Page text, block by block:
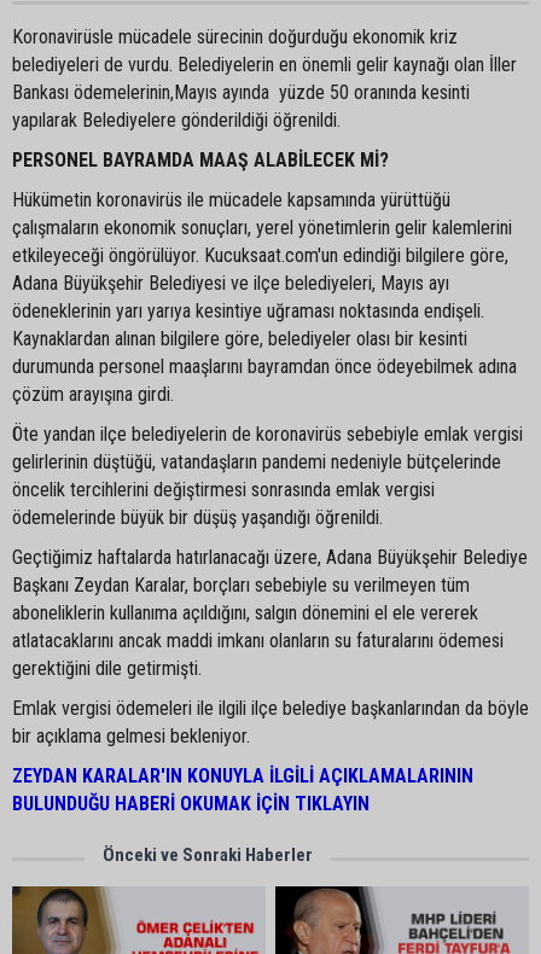
Koronavirüsle mücadele sürecinin doğurduğu ekonomik kriz
belediyeleri de vurdu. Belediyelerin en önemli gelir kaynağı olan İller
Bankası ödemelerinin,Mayıs ayında yüzde 50 oranında kesinti
yapılarak Belediyelere gönderildiği öğrenildi.
PERSONEL BAYRAMDA MAAŞ ALABİLECEK Mİ?
Hükümetin koronavirüs ile mücadele kapsamında yürüttüğü
çalışmaların ekonomik sonuçları, yerel yönetimlerin gelir kalemlerini
etkileyeceği öngörülüyor. Kucuksaat.com'un edindiği bilgilere göre,
Adana Büyükşehir Belediyesi ve ilçe belediyeleri, Mayıs ayı
ödeneklerinin yarı yarıya kesintiye uğraması noktasında endişeli.
Kaynaklardan alınan bilgilere göre, belediyeler olası bir kesinti
durumunda personel maaşlarını bayramdan önce ödeyebilmek adına
çözüm arayışına girdi.
Öte yandan ilçe belediyelerin de koronavirüs sebebiyle emlak vergisi
gelirlerinin düştüğü, vatandaşların pandemi nedeniyle bütçelerinde
öncelik tercihlerini değiştirmesi sonrasında emlak vergisi
ödemelerinde büyük bir düşüş yaşandığı öğrenildi.
Geçtiğimiz haftalarda hatırlanacağı üzere, Adana Büyükşehir Belediye
Başkanı Zeydan Karalar, borçları sebebiyle su verilmeyen tüm
aboneliklerin kullanıma açıldığını, salgın dönemini el ele vererek
atlatacaklarını ancak maddi imkanı olanların su faturalarını ödemesi
gerektiğini dile getirmişti.
Emlak vergisi ödemeleri ile ilgili ilçe belediye başkanlarından da böyle
bir açıklama gelmesi bekleniyor.
ZEYDAN KARALAR'IN KONUYLA İLGİLİ AÇIKLAMALARININ
BULUNDUĞU HABERİ OKUMAK İÇİN TIKLAYIN
Önceki ve Sonraki Haberler